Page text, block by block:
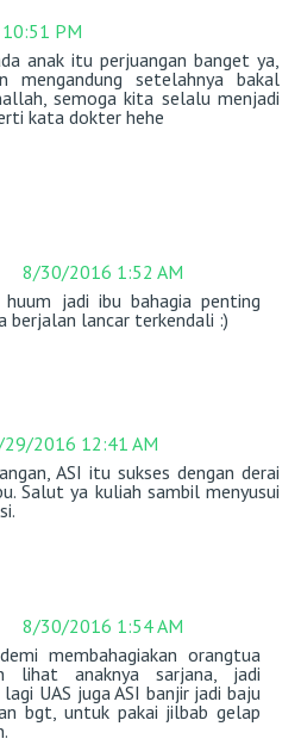
PM
anak itu perjuangan banget ya,
setelahnya bakal
semoga kita selalu menjadi
kata dokter hehe
8/30/2016 1:52 AM
jadi ibu bahagia penting
berjalan lancar terkendali :)
2016 12:41 AM
ASI itu sukses dengan derai
Salut ya kuliah sambil menyusui
8/30/2016 1:54 AM
membahagiakan orangtua
lihat anaknya sarjana, jadi
UAS juga ASI banjir jadi baju
bgt, untuk pakai jilbab gelap